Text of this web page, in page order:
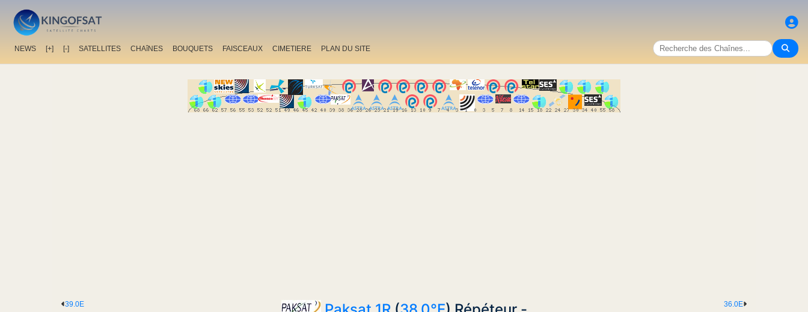
NEWS [+] [-] SATELLITES CHAîNES BOUQUETS FAISCEAUX CIMETIERE PLAN DU SITE
36.0E
39.0E